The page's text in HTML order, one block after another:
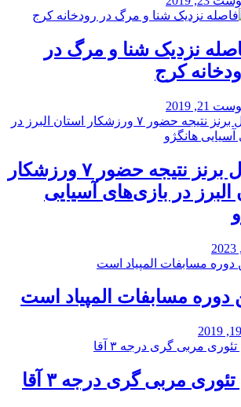
نزدیک شنا و مرگ در
کرج
21, 2019
۲ مدال برنز نتیجه حضور ۷ ورزشکار
البرز در بازی‌های آسیایی
دوره مسابفات المپیاد است
مربی گری درجه ۳ آقا